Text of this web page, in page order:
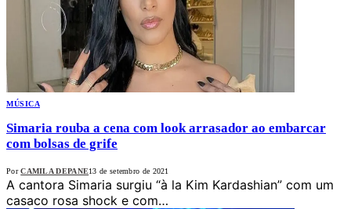
MÚSICA
Simaria rouba a cena com look arrasador ao embarcar
com bolsas de grife
Por CAMILA DEPANE13 de setembro de 2021
A cantora Simaria surgiu “à la Kim Kardashian” com um
casaco rosa shock e com…